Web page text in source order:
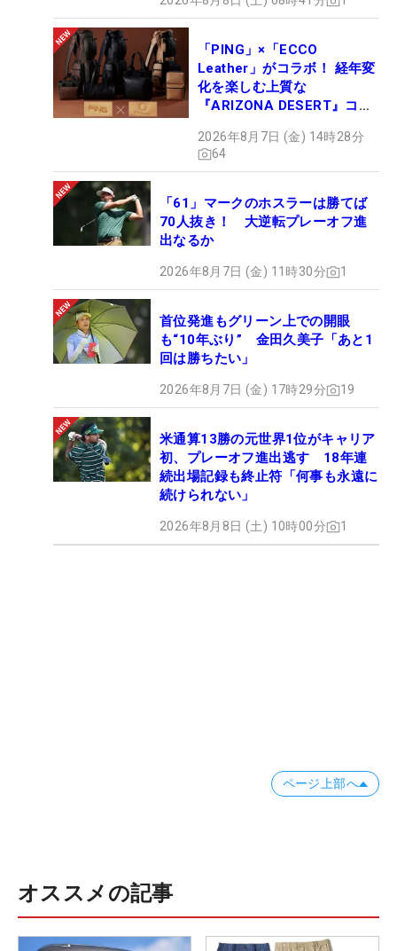
「PING」×「ECCO
Leather」がコラボ！ 経年変
化を楽しむ上質な
『ARIZONA DESERT』コレ
ュー
2026年8月7日 (金) 14時28分
64
「61」マークのホスラーは勝てば
70人抜き！ 大逆転プレーオフ進
出なるか
2026年8月7日 (金) 11時30分 1
首位発進もグリーン上での開眼
も“10年ぶり” 金田久美子「あと1
回は勝ちたい」
2026年8月7日 (金) 17時29分 19
米通算13勝の元世界1位がキャリア
初、プレーオフ進出逃す 18年連
続出場記録も終止符「何事も永遠に
続けられない」
2026年8月8日 (土) 10時00分 1
ページ上部へ
オススメの記事